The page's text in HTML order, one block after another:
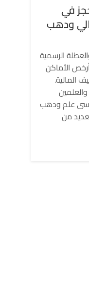
طرق للحجز في
ودهب
الرسمية
الأماكن
المالية.
علم ودهب
من